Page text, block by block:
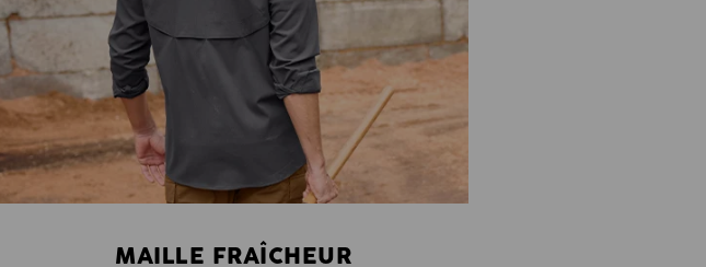
MAILLE FRAÎCHEUR